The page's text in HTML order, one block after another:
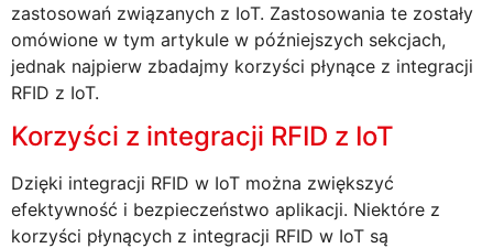
zastosowań związanych z IoT. Zastosowania te zostały
omówione w tym artykule w późniejszych sekcjach,
jednak najpierw zbadajmy korzyści płynące z integracji
RFID z IoT.
Korzyści z integracji RFID z IoT
Dzięki integracji RFID w IoT można zwiększyć
efektywność i bezpieczeństwo aplikacji. Niektóre z
korzyści płynących z integracji RFID w IoT są